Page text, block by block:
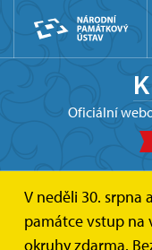
oficiální
V neděli 30. srpna
památce vstup
okruhy zdarma.
Kratochvíle O